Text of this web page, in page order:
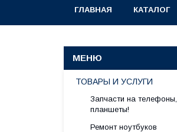
ГЛАВНАЯ КАТАЛОГ
ТОВАРЫ И УСЛУГИ
Запчасти на телефоны,
планшеты!
Ремонт ноутбуков